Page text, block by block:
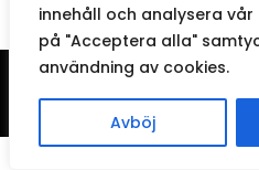
innehåll och analysera
på "Acceptera alla"
användning av cookies.
Avböj
© 2026FamiljenMorris